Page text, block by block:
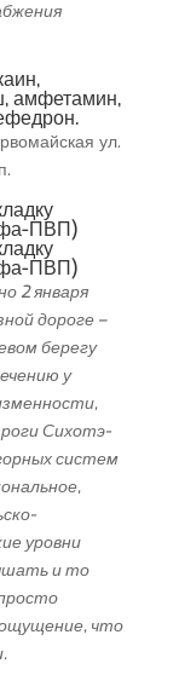
амфетамин,
ул.
ПВП)
ПВП)
2 января
дороге –
берегу
у
Сихотэ-
систем
уровни
и то
что